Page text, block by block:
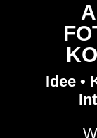
Idee •